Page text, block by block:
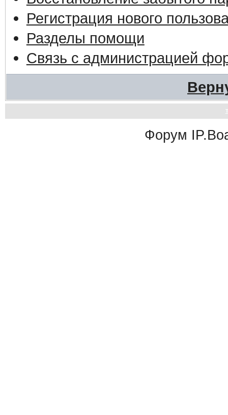
Регистрация нового
Разделы помощи
Связь с администрацией
Форум